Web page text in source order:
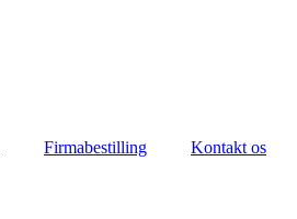
Firmabestilling Kontakt os